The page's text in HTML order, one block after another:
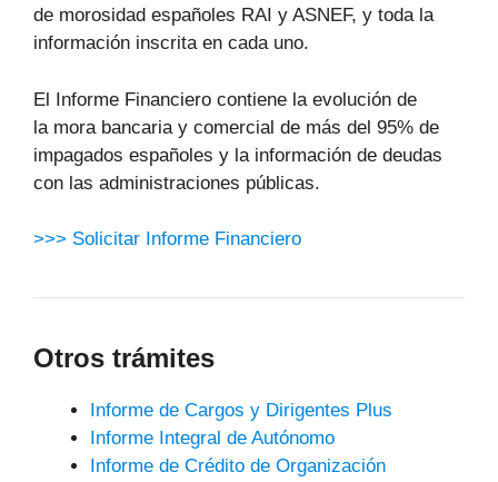
de morosidad españoles RAI y ASNEF, y toda la
información inscrita en cada uno.
El Informe Financiero contiene la evolución de
la mora bancaria y comercial de más del 95% de
impagados españoles y la información de deudas
con las administraciones públicas.
>>> Solicitar Informe Financiero
Otros trámites
Informe de Cargos y Dirigentes Plus
Informe Integral de Autónomo
Informe de Crédito de Organización